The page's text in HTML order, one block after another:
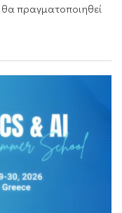
θα πραγματοποιηθεί